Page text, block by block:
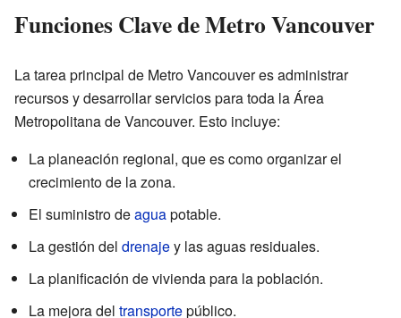
Funciones Clave de Metro Vancouver
La tarea principal de Metro Vancouver es administrar
recursos y desarrollar servicios para toda la Área
Metropolitana de Vancouver. Esto incluye:
La planeación regional, que es como organizar el
crecimiento de la zona.
El suministro deaguapotable.
La gestión del drenajey las aguas residuales.
La planificación de vivienda para la población.
La mejora del transportepúblico.